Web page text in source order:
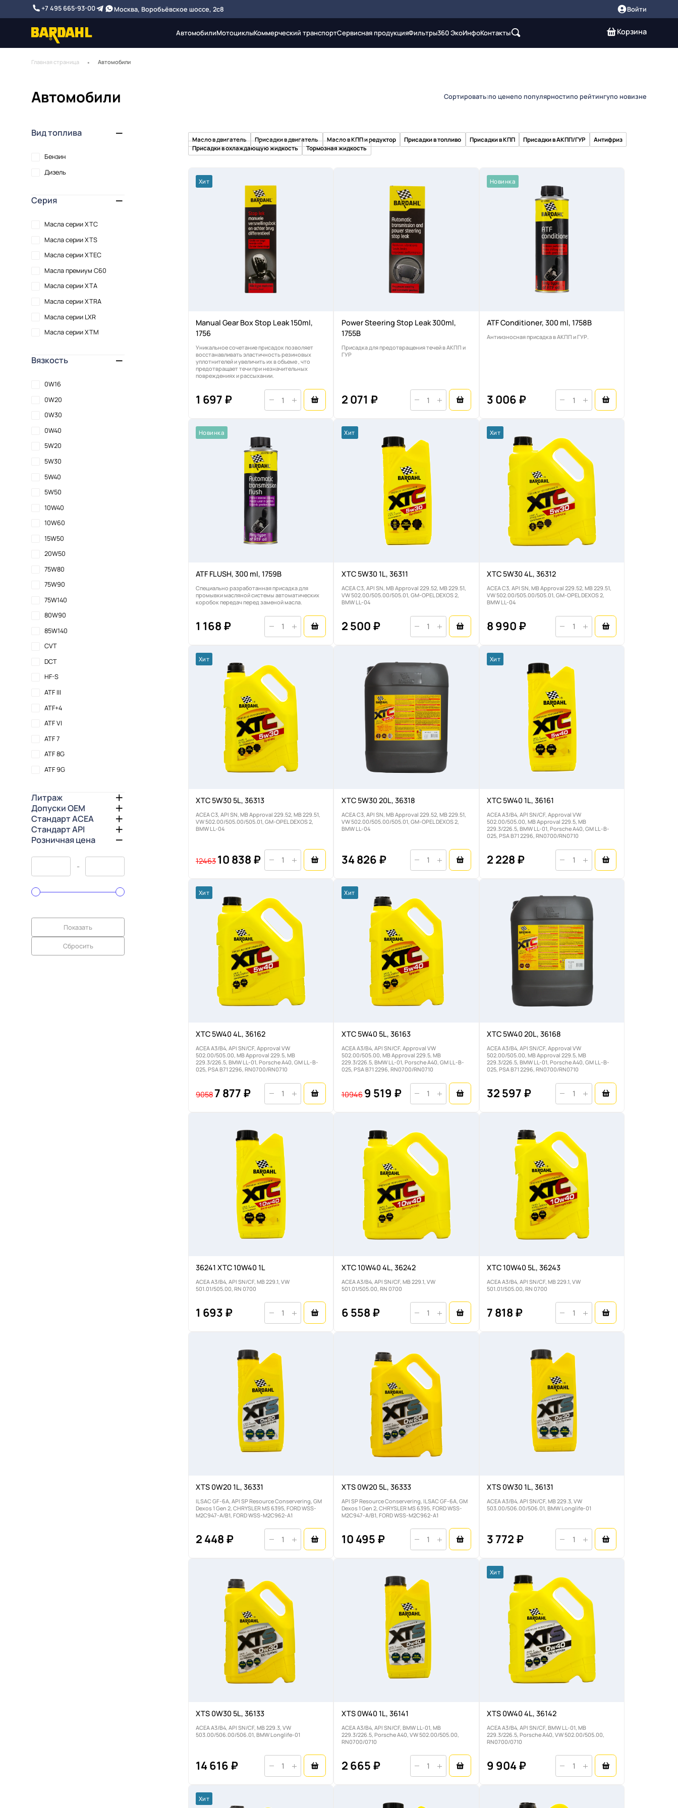
+7 495 665-93-00 Москва, Воробьёвское шоссе, 2с8 Войти
АвтомобилиМотоциклыКоммерческий транспортСервисная продукцияФильтры360 ЭкоИнфоКонтакты Корзина
Главная страница Автомобили
Автомобили Сортировать:по ценепо популярностипо рейтингупо новизне
Вид топлива
Бензин
Дизель
Серия
Масла серии XTC
Масла серии XTS
Масла серии XTEC
Масла премиум C60
Масла серии XTA
Масла серии XTRA
Масла серии LXR
Масла серии XTM
Вязкость
0W16
0W20
0W30
0W40
5W20
5W30
5W40
5W50
10W40
10W60
15W50
20W50
75W80
75W90
75W140
80W90
85W140
CVT
DCT
HF-S
ATF III
ATF+4
ATF VI
ATF 7
ATF 8G
ATF 9G
Литраж
Допуски OEM
Стандарт ACEA
Стандарт API
Розничная цена
-
Масло в двигатель Присадки в двигатель Масло в КПП и редуктор Присадки в топливо Присадки в КПП Присадки в АКПП/ГУР
Антифриз
Присадки в охлаждающую жидкость
Тормозная жидкость
Хит
Manual Gear Box Stop Leak 150ml,
1756
Уникальное сочетание присадок позволяет
восстанавливать эластичность резиновых
уплотнителей и увеличить их в объеме , что
предотвращает течи при незначительных
повреждениях и рассыхании.
1 697 ₽
Power Steering Stop Leak 300ml,
1755B
Присадка для предотвращения течей в АКПП и
ГУР
2 071 ₽
Новинка
ATF Conditioner, 300 ml, 1758B
Антиизносная присадка в АКПП и ГУР.
3 006 ₽
Новинка
ATF FLUSH, 300 ml, 1759B
Специально разработанная присадка для
промывки масляной системы автоматических
коробок передач перед заменой масла.
1 168 ₽
Хит
XTC 5W30 1L, 36311
ACEA C3, API SN, MB Approval 229.52, MB 229.51,
VW 502.00/505.00/505.01, GM-OPEL DEXOS 2,
BMW LL-04
2 500 ₽
Хит
XTC 5W30 4L, 36312
ACEA C3, API SN, MB Approval 229.52, MB 229.51,
VW 502.00/505.00/505.01, GM-OPEL DEXOS 2,
BMW LL-04
8 990 ₽
Хит
XTC 5W30 5L, 36313
ACEA C3, API SN, MB Approval 229.52, MB 229.51,
VW 502.00/505.00/505.01, GM-OPEL DEXOS 2,
BMW LL-04
12463 10 838 ₽
XTC 5W30 20L, 36318
ACEA C3, API SN, MB Approval 229.52, MB 229.51,
VW 502.00/505.00/505.01, GM-OPEL DEXOS 2,
BMW LL-04
34 826 ₽
Хит
XTC 5W40 1L, 36161
ACEA A3/B4, API SN/CF, Approval VW
502.00/505.00, MB Approval 229.5, MB
229.3/226.5, BMW LL-01, Porsche A40, GM LL-B-
025, PSA B71 2296, RN0700/RN0710
2 228 ₽
Хит
XTC 5W40 4L, 36162
ACEA A3/B4, API SN/CF, Approval VW
502.00/505.00, MB Approval 229.5, MB
229.3/226.5, BMW LL-01, Porsche A40, GM LL-B-
025, PSA B71 2296, RN0700/RN0710
90587 877 ₽
Хит
XTC 5W40 5L, 36163
ACEA A3/B4, API SN/CF, Approval VW
502.00/505.00, MB Approval 229.5, MB
229.3/226.5, BMW LL-01, Porsche A40, GM LL-B-
025, PSA B71 2296, RN0700/RN0710
10946 9 519 ₽
XTC 5W40 20L, 36168
ACEA A3/B4, API SN/CF, Approval VW
502.00/505.00, MB Approval 229.5, MB
229.3/226.5, BMW LL-01, Porsche A40, GM LL-B-
025, PSA B71 2296, RN0700/RN0710
32 597 ₽
36241 XTC 10W40 1L
ACEA A3/B4, API SN/CF, MB 229.1, VW
501.01/505.00, RN 0700
1 693 ₽
XTC 10W40 4L, 36242
ACEA A3/B4, API SN/CF, MB 229.1, VW
501.01/505.00, RN 0700
6 558 ₽
XTC 10W40 5L, 36243
ACEA A3/B4, API SN/CF, MB 229.1, VW
501.01/505.00, RN 0700
7 818 ₽
XTS 0W20 1L, 36331
ILSAC GF-6A, API SP Resource Conservering, GM
Dexos 1 Gen 2, CHRYSLER MS 6395, FORD WSS-
M2C947-A/B1, FORD WSS-M2C962-A1
2 448 ₽
XTS 0W20 5L, 36333
API SP Resource Conservering, ILSAC GF-6A, GM
Dexos 1 Gen 2, CHRYSLER MS 6395, FORD WSS-
M2C947-A/B1, FORD WSS-M2C962-A1
10 495 ₽
XTS 0W30 1L, 36131
ACEA A3/B4, API SN/CF, MB 229.3, VW
503.00/506.00/506.01, BMW Longlife-01
3 772 ₽
XTS 0W30 5L, 36133
ACEA A3/B4, API SN/CF, MB 229.3, VW
503.00/506.00/506.01, BMW Longlife-01
14 616 ₽
XTS 0W40 1L, 36141
ACEA A3/B4, API SN/CF, BMW LL-01, MB
229.3/226.5, Porsche A40, VW 502.00/505.00,
RN0700/0710
2 665 ₽
Хит
XTS 0W40 4L, 36142
ACEA A3/B4, API SN/CF, BMW LL-01, MB
229.3/226.5, Porsche A40, VW 502.00/505.00,
RN0700/0710
9 904 ₽
Хит